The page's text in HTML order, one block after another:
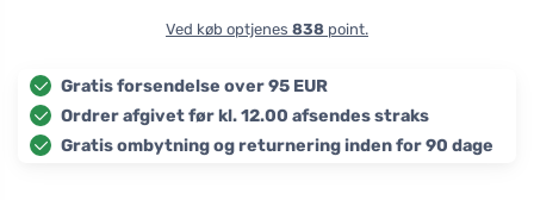
Ved køb optjenes 838 point.
Gratis forsendelse over 95 EUR
Ordrer afgivet før kl. 12.00 afsendes straks
Gratis ombytning og returnering inden for 90 dage